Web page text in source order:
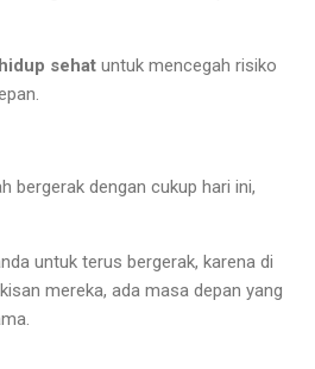
sehat untuk mencegah risiko
bergerak dengan cukup hari ini,
untuk terus bergerak, karena di
mereka, ada masa depan yang